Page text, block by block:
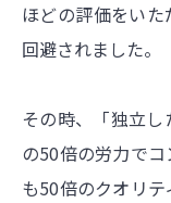
ほどの評価をい
回避されました。
その時、「独立
の50倍の労力で
も50倍のクオリ